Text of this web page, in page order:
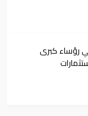
رؤساء كبرى